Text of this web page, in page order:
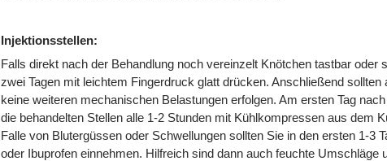
Injektionsstellen:
Falls direkt nach der Behandlung noch vereinzelt Knötchen tastbar oder
zwei Tagen mit leichtem Fingerdruck glatt drücken. Anschließend
keine weiteren mechanischen Belastungen erfolgen. Am ersten Tag
die behandelten Stellen alle 1-2 Stunden mit Kühlkompressen aus dem
Falle von Blutergüssen oder Schwellungen sollten Sie in den ersten 1-3
oder Ibuprofen einnehmen. Hilfreich sind dann auch feuchte Umschläge